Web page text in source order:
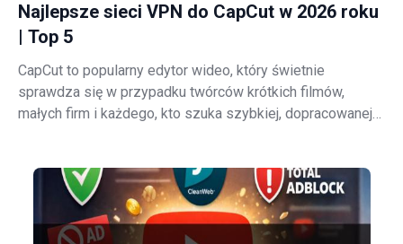
Najlepsze sieci VPN do CapCut w 2026 roku
| Top 5
CapCut to popularny edytor wideo, który świetnie
sprawdza się w przypadku twórców krótkich filmów,
małych firm i każdego, kto szuka szybkiej, dopracowanej
działać, może zależeć od lokalizacji, sieci ora